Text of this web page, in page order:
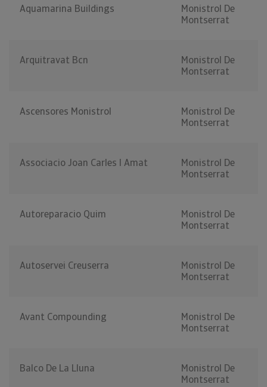
Aquamarina Buildings
Monistrol De
Montserrat
Arquitravat Bcn
Monistrol De
Montserrat
Ascensores Monistrol
Monistrol De
Montserrat
Associacio Joan Carles I Amat
Monistrol De
Montserrat
Autoreparacio Quim
Monistrol De
Montserrat
Autoservei Creuserra
Monistrol De
Montserrat
Avant Compounding
Monistrol De
Montserrat
Balco De La Lluna
Monistrol De
Montserrat